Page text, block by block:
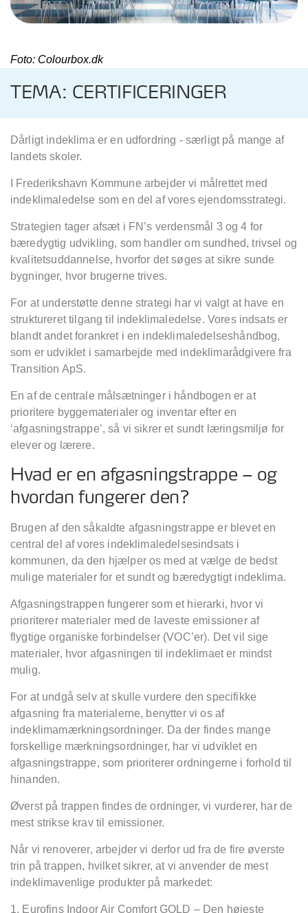
Foto: Colourbox.dk
TEMA: CERTIFICERINGER
Dårligt indeklima er en udfordring - særligt på mange af
landets skoler.
I Frederikshavn Kommune arbejder vi målrettet med
indeklimaledelse som en del af vores ejendomsstrategi.
Strategien tager afsæt i FN’s verdensmål 3 og 4 for
bæredygtig udvikling, som handler om sundhed, trivsel og
kvalitetsuddannelse, hvorfor det søges at sikre sunde
bygninger, hvor brugerne trives.
For at understøtte denne strategi har vi valgt at have en
struktureret tilgang til indeklimaledelse. Vores indsats er
blandt andet forankret i en indeklimaledelseshåndbog,
som er udviklet i samarbejde med indeklimarådgivere fra
Transition ApS.
En af de centrale målsætninger i håndbogen er at
prioritere byggematerialer og inventar efter en
‘afgasningstrappe’, så vi sikrer et sundt læringsmiljø for
elever og lærere.
Hvad er en afgasningstrappe – og
hvordan fungerer den?
Brugen af den såkaldte afgasningstrappe er blevet en
central del af vores indeklimaledelsesindsats i
kommunen, da den hjælper os med at vælge de bedst
mulige materialer for et sundt og bæredygtigt indeklima.
Afgasningstrappen fungerer som et hierarki, hvor vi
prioriterer materialer med de laveste emissioner af
flygtige organiske forbindelser (VOC’er). Det vil sige
materialer, hvor afgasningen til indeklimaet er mindst
mulig.
For at undgå selv at skulle vurdere den specifikke
afgasning fra materialerne, benytter vi os af
indeklimamærkningsordninger. Da der findes mange
forskellige mærkningsordninger, har vi udviklet en
afgasningstrappe, som prioriterer ordningerne i forhold til
hinanden.
Øverst på trappen findes de ordninger, vi vurderer, har de
mest strikse krav til emissioner.
Når vi renoverer, arbejder vi derfor ud fra de fire øverste
trin på trappen, hvilket sikrer, at vi anvender de mest
indeklimavenlige produkter på markedet:
1. Eurofins Indoor Air Comfort GOLD – Den højeste